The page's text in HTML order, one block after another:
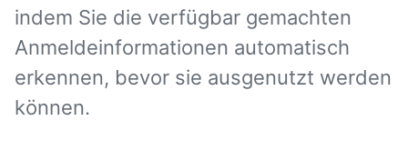
indem Sie die verfügbar gemachten
Anmeldeinformationen automatisch
erkennen, bevor sie ausgenutzt werden
können.